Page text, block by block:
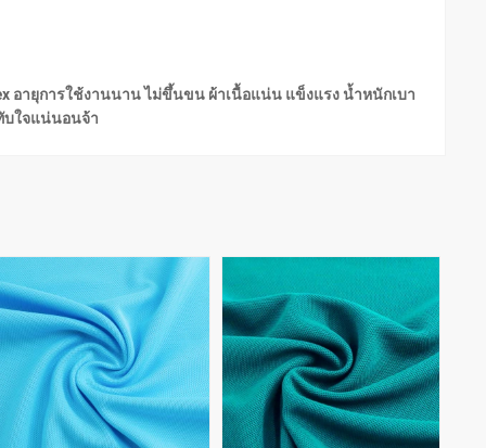
อายุการใช้งานนาน ไม่ขึ้นขน ผ้าเนื้อแน่น แข็งแรง น้ำหนักเบา
บใจแน่นอนจ้า